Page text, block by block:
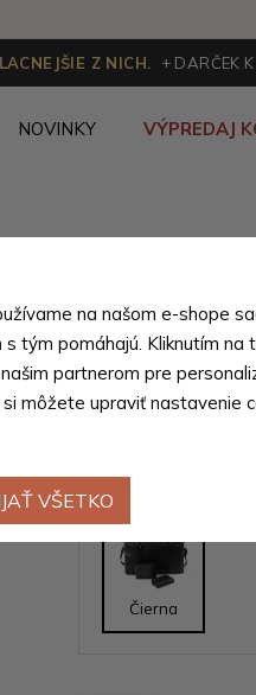
Z NICH. + DARČEK
NOVINKY VÝPREDAJ
Súprava
kľúčenky
Farebné
Čierna
na našom e-shope
tým pomáhajú. Kliknutím na
partnerom pre
môžete upraviť nastavenie
VŠETKO